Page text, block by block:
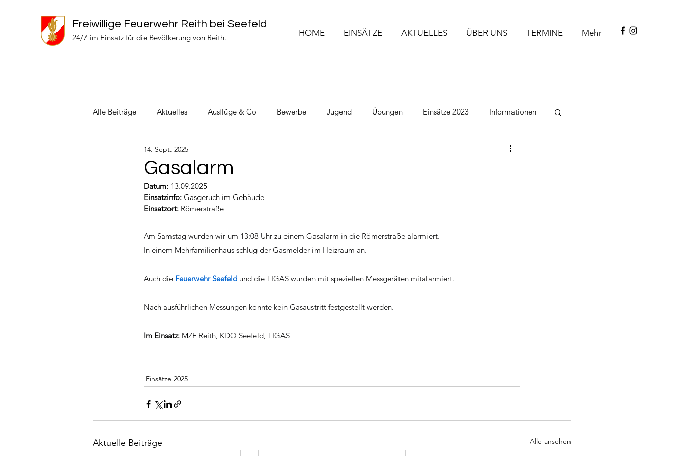
Freiwillige Feuerwehr Reith bei Seefeld
24/7 im Einsatz für die Bevölkerung von Reith. HOME EINSÄTZE AKTUELLES ÜBER UNS TERMINE Mehr
Alle Beiträge Aktuelles Ausflüge & Co Bewerbe Jugend Übungen Einsätze 2023 Informationen
Einsätze 2024 Einsätze 2022
Gasalarm
14. Sept. 2025
Datum: 13.09.2025
Einsatzinfo: Gasgeruch im Gebäude
Einsatzort: Römerstraße
Am Samstag wurden wir um 13:08 Uhr zu einem Gasalarm in die Römerstraße alarmiert.
In einem Mehrfamilienhaus schlug der Gasmelder im Heizraum an.
Auch die Feuerwehr Seefeld und die TIGAS wurden mit speziellen Messgeräten mitalarmiert.
Nach ausführlichen Messungen konnte kein Gasaustritt festgestellt werden.
Im Einsatz: MZF Reith, KDO Seefeld, TIGAS
Einsätze 2025
Aktuelle Beiträge Alle ansehen